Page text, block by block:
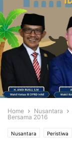
Home Nusantara
Bersama 2016
Nusantara Peristiwa